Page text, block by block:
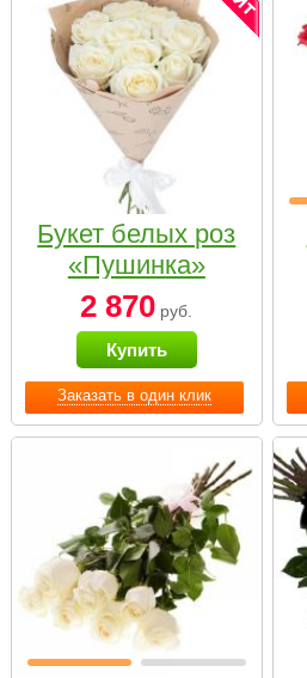
Заказать в один клик
Букет белых роз
«Пушинка»
2 870 руб.
Купить